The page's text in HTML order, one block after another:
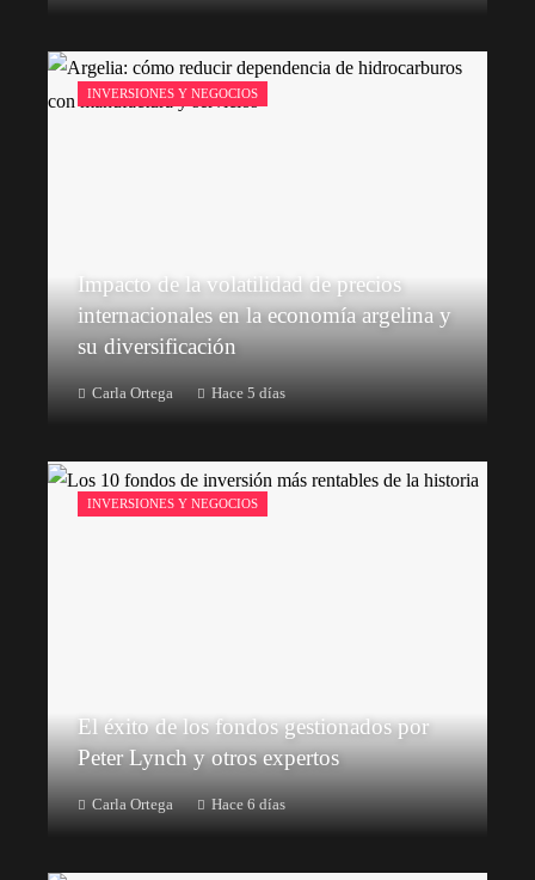
INVERSIONES Y NEGOCIOS
Impacto de la volatilidad de precios
internacionales en la economía argelina y
su diversificación
Carla Ortega Hace 5 días
INVERSIONES Y NEGOCIOS
El éxito de los fondos gestionados por
Peter Lynch y otros expertos
Carla Ortega Hace 6 días